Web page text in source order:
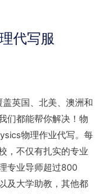
代写服
英国、北美、澳洲和
们都能帮你解决！物
物理作业代写。每
，不仅有扎实的专业
专业导师超过800
及大学助教，其他都